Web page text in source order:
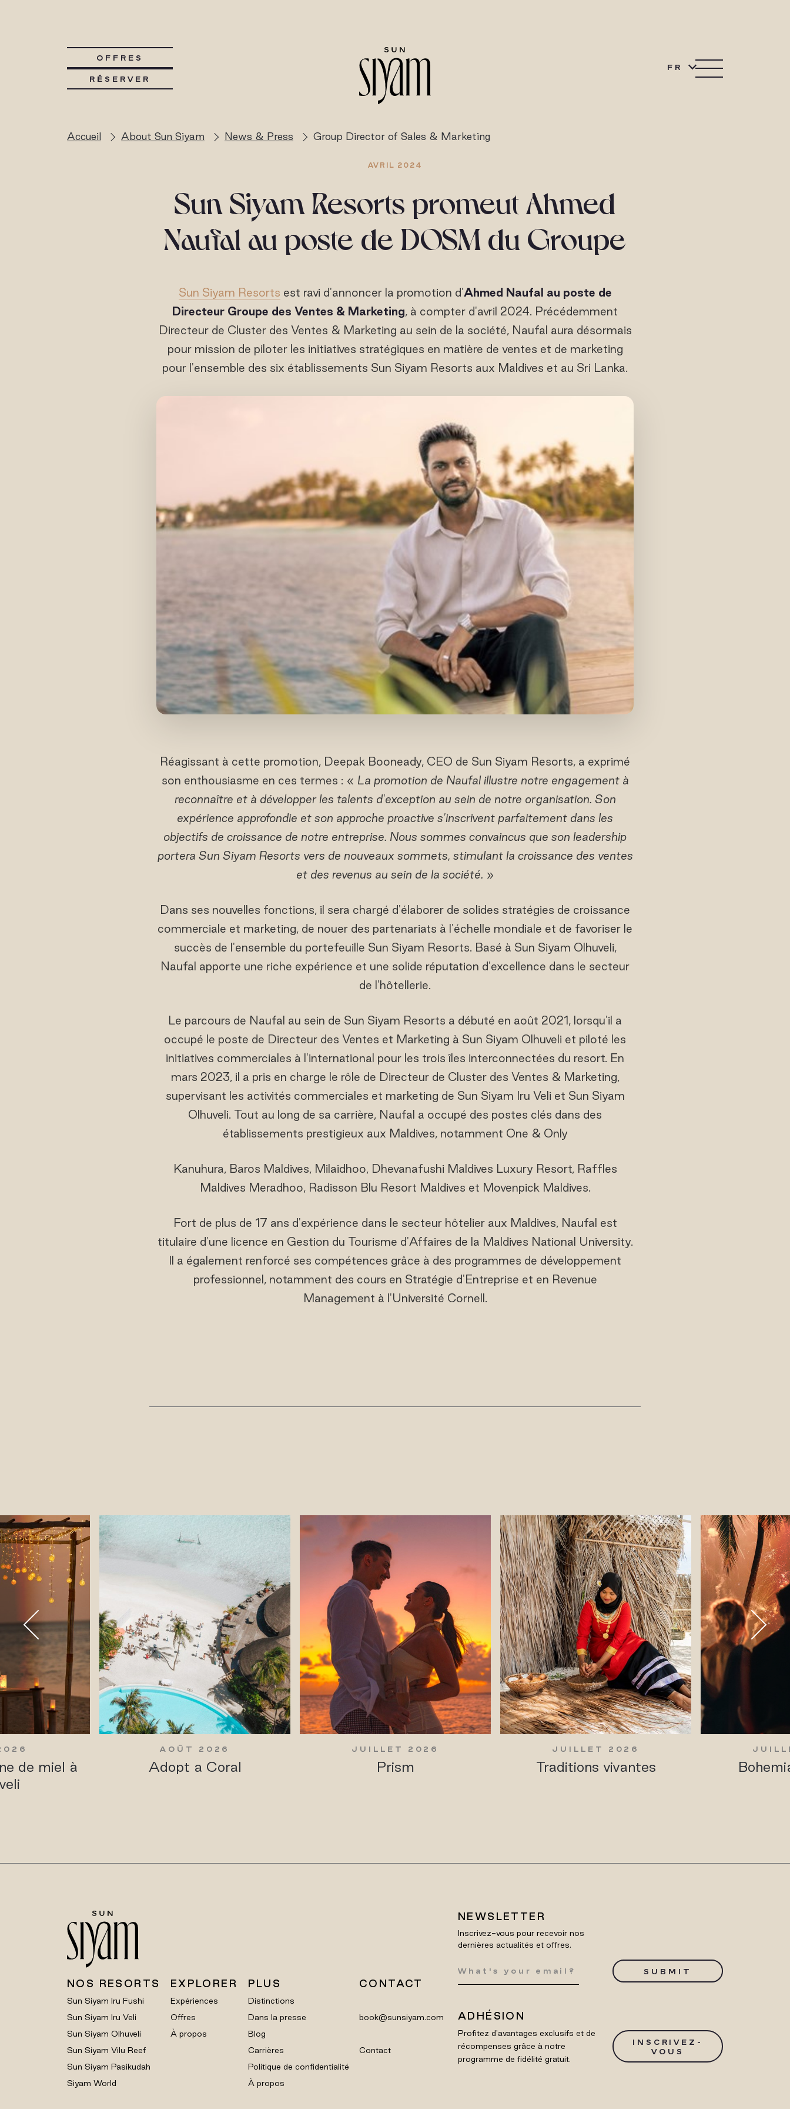
OFFRES
RÉSERVER
FR
Accueil About Sun Siyam News & Press Group Director of Sales & Marketing
AVRIL 2024
Sun Siyam Resorts promeut Ahmed
Naufal au poste de DOSM du Groupe
Sun Siyam Resorts est ravi d'annoncer la promotion d'Ahmed Naufal au poste de
Directeur Groupe des Ventes & Marketing, à compter d'avril 2024. Précédemment
Directeur de Cluster des Ventes & Marketing au sein de la société, Naufal aura désormais
pour mission de piloter les initiatives stratégiques en matière de ventes et de marketing
pour l'ensemble des six établissements Sun Siyam Resorts aux Maldives et au Sri Lanka.
Réagissant à cette promotion, Deepak Booneady, CEO de Sun Siyam Resorts, a exprimé
son enthousiasme en ces termes : « La promotion de Naufal illustre notre engagement à
reconnaître et à développer les talents d'exception au sein de notre organisation. Son
expérience approfondie et son approche proactive s'inscrivent parfaitement dans les
objectifs de croissance de notre entreprise. Nous sommes convaincus que son leadership
portera Sun Siyam Resorts vers de nouveaux sommets, stimulant la croissance des ventes
et des revenus au sein de la société. »
Dans ses nouvelles fonctions, il sera chargé d'élaborer de solides stratégies de croissance
commerciale et marketing, de nouer des partenariats à l'échelle mondiale et de favoriser le
succès de l'ensemble du portefeuille Sun Siyam Resorts. Basé à Sun Siyam Olhuveli,
Naufal apporte une riche expérience et une solide réputation d'excellence dans le secteur
de l'hôtellerie.
Le parcours de Naufal au sein de Sun Siyam Resorts a débuté en août 2021, lorsqu'il a
occupé le poste de Directeur des Ventes et Marketing à Sun Siyam Olhuveli et piloté les
initiatives commerciales à l'international pour les trois îles interconnectées du resort. En
mars 2023, il a pris en charge le rôle de Directeur de Cluster des Ventes & Marketing,
supervisant les activités commerciales et marketing de Sun Siyam Iru Veli et Sun Siyam
Olhuveli. Tout au long de sa carrière, Naufal a occupé des postes clés dans des
établissements prestigieux aux Maldives, notamment One & Only
Kanuhura, Baros Maldives, Milaidhoo, Dhevanafushi Maldives Luxury Resort, Raffles
Maldives Meradhoo, Radisson Blu Resort Maldives et Movenpick Maldives.
Fort de plus de 17 ans d'expérience dans le secteur hôtelier aux Maldives, Naufal est
titulaire d'une licence en Gestion du Tourisme d'Affaires de la Maldives National University.
Il a également renforcé ses compétences grâce à des programmes de développement
professionnel, notamment des cours en Stratégie d'Entreprise et en Revenue
Management à l'Université Cornell.
de miel à
AOÛT 2026
Adopt a Coral
JUILLET 2026
Prism
JUILLET 2026
Traditions vivantes
NOS RESORTS
Sun Siyam Iru Fushi
Sun Siyam Iru Veli
Sun Siyam Olhuveli
Sun Siyam Vilu Reef
Sun Siyam Pasikudah
Siyam World
EXPLORER
Expériences
Offres
À propos
PLUS
Distinctions
Dans la presse
Blog
Carrières
Politique de confidentialité
À propos
CONTACT
book@sunsiyam.com
Contact
NEWSLETTER
Inscrivez-vous pour recevoir nos
dernières actualités et offres.
SUBMIT
ADHÉSION
Profitez d'avantages exclusifs et de
récompenses grâce à notre
programme de fidélité gratuit.
INSCRIVEZ-
VOUS